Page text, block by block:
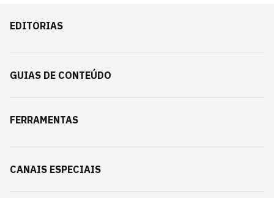
EDITORIAS
GUIAS DE CONTEÚDO
FERRAMENTAS
CANAIS ESPECIAIS